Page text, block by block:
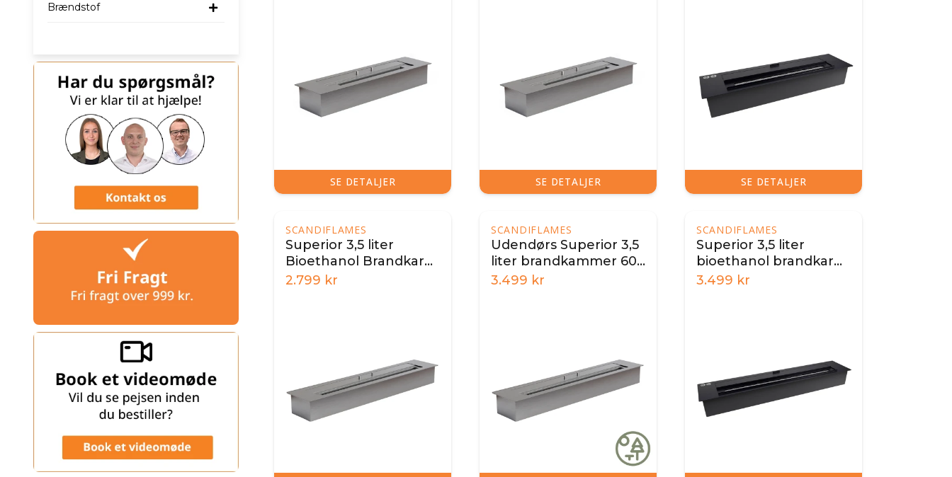
Brændstof
SE DETALJER SE DETALJER SE DETALJER
SCANDIFLAMES
Superior 3,5 liter
Bioethanol Brandkar
60 cm
2.799 kr
SCANDIFLAMES
Udendørs Superior 3,5
liter brandkammer 60
cm
3.499 kr
SCANDIFLAMES
Superior 3,5 liter
bioethanol brandkar
60 cm – sort
3.499 kr